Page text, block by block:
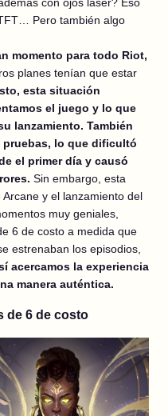
Pero también algo
momento para todo Riot,
planes tenían que estar
esta situación
el juego y lo que
lanzamiento. También
lo que dificultó
el primer día y causó
Sin embargo, esta
y el lanzamiento del
muy geniales,
6 de costo a medida que
estrenaban los episodios,
acercamos la experiencia
manera auténtica.
de 6 de costo